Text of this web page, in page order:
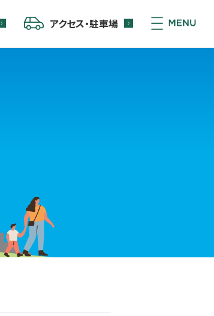
アクセス・駐車場